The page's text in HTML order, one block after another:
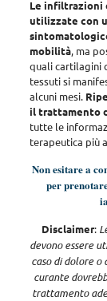
Le infiltrazioni
utilizzate con
mobilità, ma
quali cartilagini
tessuti si
alcuni mesi.
il trattamento
tutte le
terapeutica più
Non esitare a
per
Disclaimer:
devono essere
caso di dolore
curante
trattamento